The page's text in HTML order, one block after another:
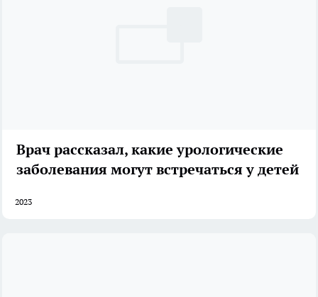
Врач рассказал, какие урологические
заболевания могут встречаться у детей
2023